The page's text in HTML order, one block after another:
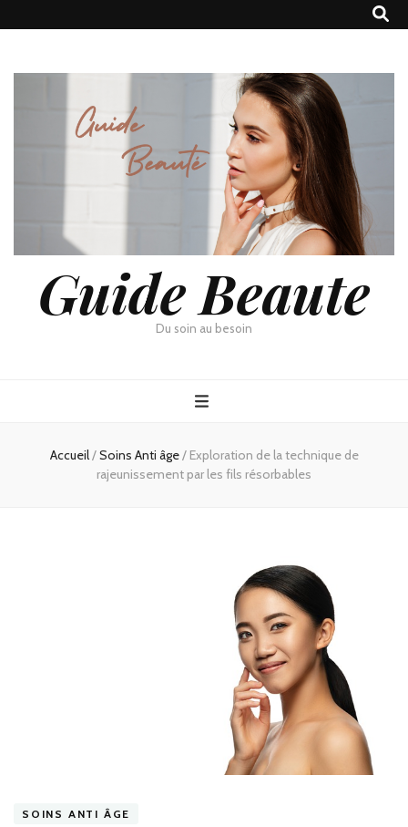
Guide Beaute
Du soin au besoin
Accueil/Soins Anti âge/ Exploration de la technique de
rajeunissement par les fils résorbables
SOINS ANTI ÂGE